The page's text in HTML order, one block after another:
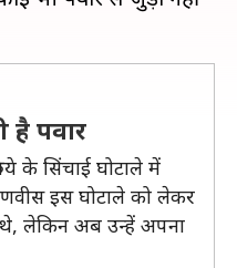
है पवार
के सिंचाई घोटाले में
इस घोटाले को लेकर
लेकिन अब उन्हें अपना